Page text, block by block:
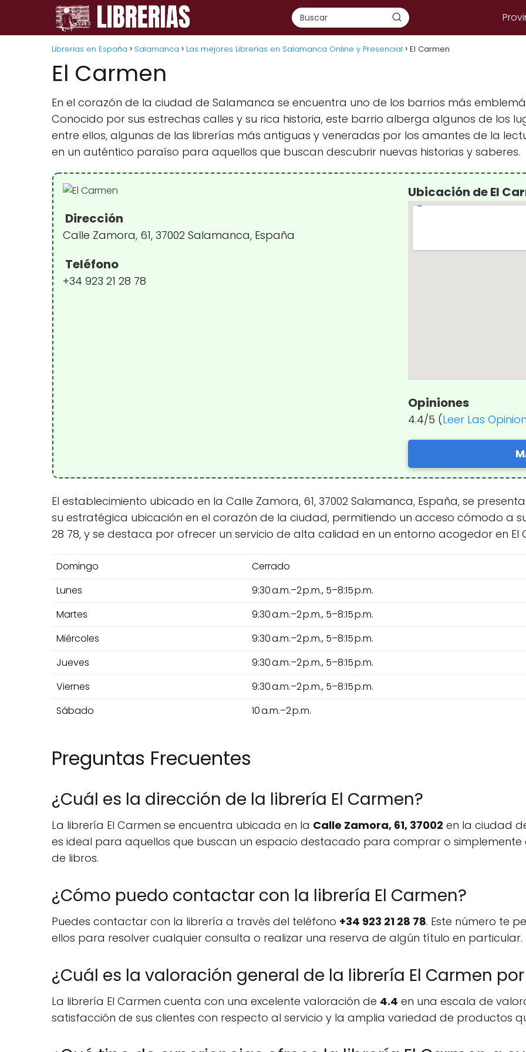
Librerias en España Salamanca Las mejores Librerías en Salamanca Online y Presencial El Carmen
El Carmen
En el corazón de la ciudad de Salamanca se encuentra uno de los barrios más
Conocido por sus estrechas calles y su rica historia, este barrio alberga algunos de los
entre ellos, algunas de las librerías más antiguas y veneradas por los amantes de la
en un auténtico paraíso para aquellos que buscan descubrir nuevas historias y saberes.
Dirección
Calle Zamora, 61, 37002 Salamanca, España
Teléfono
+34 923 21 28 78
Ubicación de El
Opiniones
4.4/5 (Leer Las
El establecimiento ubicado en la Calle Zamora, 61, 37002 Salamanca, España, se
su estratégica ubicación en el corazón de la ciudad, permitiendo un acceso cómodo a
28 78, y se destaca por ofrecer un servicio de alta calidad en un entorno acogedor en El
Domingo
Cerrado
Lunes
9:30 a.m.–2 p.m., 5–8:15 p.m.
Martes
9:30 a.m.–2 p.m., 5–8:15 p.m.
Miércoles
9:30 a.m.–2 p.m., 5–8:15 p.m.
Jueves
9:30 a.m.–2 p.m., 5–8:15 p.m.
Viernes
9:30 a.m.–2 p.m., 5–8:15 p.m.
Sábado
10 a.m.–2 p.m.
Preguntas Frecuentes
¿Cuál es la dirección de la librería El Carmen?
La librería El Carmen se encuentra ubicada en la Calle Zamora, 61, 37002 en la ciudad
es ideal para aquellos que buscan un espacio destacado para comprar o
de libros.
¿Cómo puedo contactar con la librería El Carmen?
Puedes contactar con la librería a través del teléfono +34 923 21 28 78. Este número te
ellos para resolver cualquier consulta o realizar una reserva de algún título en particular.
¿Cuál es la valoración general de la librería El Carmen
La librería El Carmen cuenta con una excelente valoración de 4.4 en una escala de
satisfacción de sus clientes con respecto al servicio y la amplia variedad de productos